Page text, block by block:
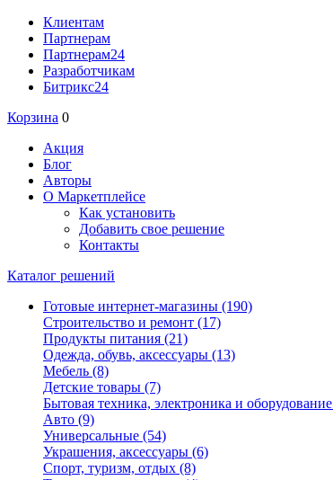
Клиентам
Партнерам
Партнерам24
Разработчикам
Битрикс24
Корзина 0
Акция
Блог
Авторы
О Маркетплейсе
Как установить
Добавить свое решение
Контакты
Каталог решений
Готовые интернет-магазины (190)
Строительство и ремонт (17)
Продукты питания (21)
Одежда, обувь, аксессуары (13)
Мебель (8)
Детские товары (7)
Бытовая техника, электроника и оборудование
Авто (9)
Универсальные (54)
Украшения, аксессуары (6)
Спорт, туризм, отдых (8)